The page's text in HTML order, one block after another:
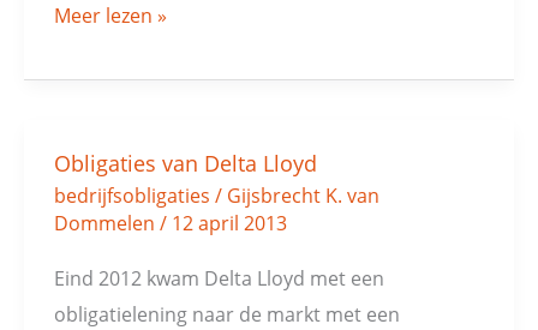
Meer lezen »
Obligaties van Delta Lloyd
bedrijfsobligaties / Gijsbrecht K. van
Dommelen / 12 april 2013
Eind 2012 kwam Delta Lloyd met een
obligatielening naar de markt met een
Obligaties
van
Delta
Lloyd